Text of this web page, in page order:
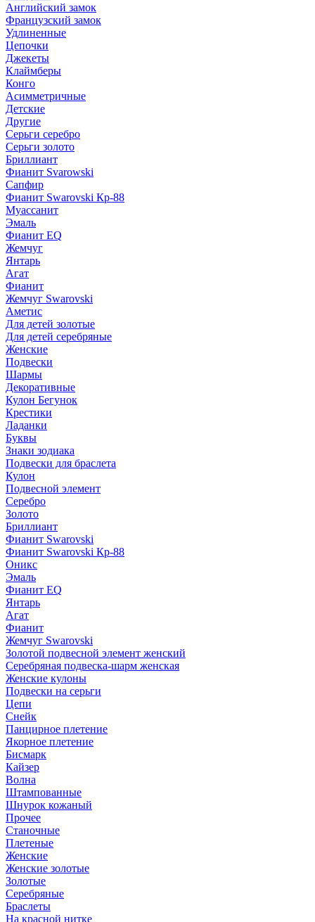
Английский замок
Французский замок
Удлиненные
Цепочки
Джекеты
Клаймберы
Конго
Асимметричные
Детские
Другие
Серьги серебро
Серьги золото
Бриллиант
Фианит Svarowski
Сапфир
Фианит Swarovski Кр-88
Муассанит
Эмаль
Фианит EQ
Жемчуг
Янтарь
Агат
Фианит
Жемчуг Swarovski
Аметис
Для детей золотые
Для детей серебряные
Женские
Подвески
Шармы
Декоративные
Кулон Бегунок
Крестики
Ладанки
Буквы
Знаки зодиака
Подвески для браслета
Кулон
Подвесной элемент
Серебро
Золото
Бриллиант
Фианит Swarovski
Фианит Swarovski Кр-88
Оникс
Эмаль
Фианит EQ
Янтарь
Агат
Фианит
Жемчуг Swarovski
Золотой подвесной элемент женcкий
Серебряная подвеска-шарм женская
Женские кулоны
Подвески на серьги
Цепи
Снейк
Панцирное плетение
Якорное плетение
Бисмарк
Кайзер
Волна
Штампованные
Шнурок кожаный
Прочее
Станочные
Плетеные
Женские
Женские золотые
Золотые
Серебряные
Браслеты
На красной нитке